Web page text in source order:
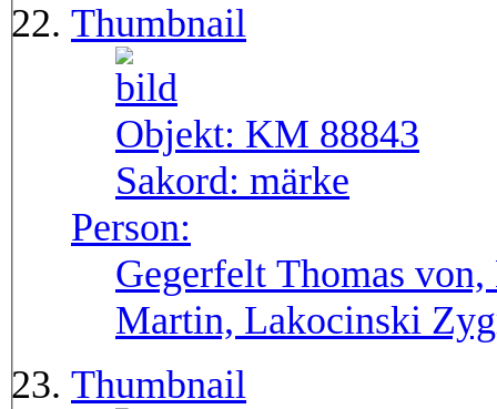
Thumbnail
Objekt: KM 88843
Sakord: märke
Person:
Gegerfelt Thomas
Martin, Lakocinski
Thumbnail